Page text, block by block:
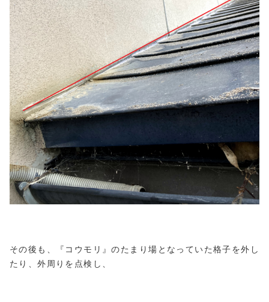
その後も、『コウモリ』のたまり場となっていた格子を外し
たり、外周りを点検し、